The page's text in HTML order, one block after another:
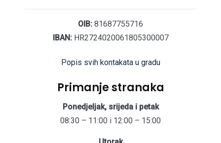
OIB: 81687755716
IBAN:HR2724020061805300007
Popis svih kontakata u gradu
Primanje stranaka
Ponedjeljak, srijeda i petak
08:30 – 11:00 i 12:00 – 15:00